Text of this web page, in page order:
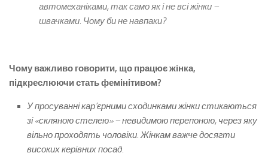
автомеханіками, так само як і не всі жінки –
швачками. Чому би не навпаки?
Чому важливо говорити, що працює жінка,
підкреслюючи стать фемінітивом?
У просуванні кар’єрними сходинками жінки стикаються
зі «скляною стелею» – невидимою перепоною, через яку
вільно проходять чоловіки. Жінкам важче досягти
високих керівних посад.